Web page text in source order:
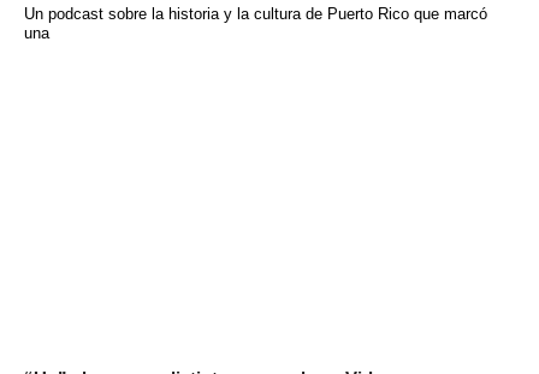
Un podcast sobre la historia y la cultura de Puerto Rico que marcó
una